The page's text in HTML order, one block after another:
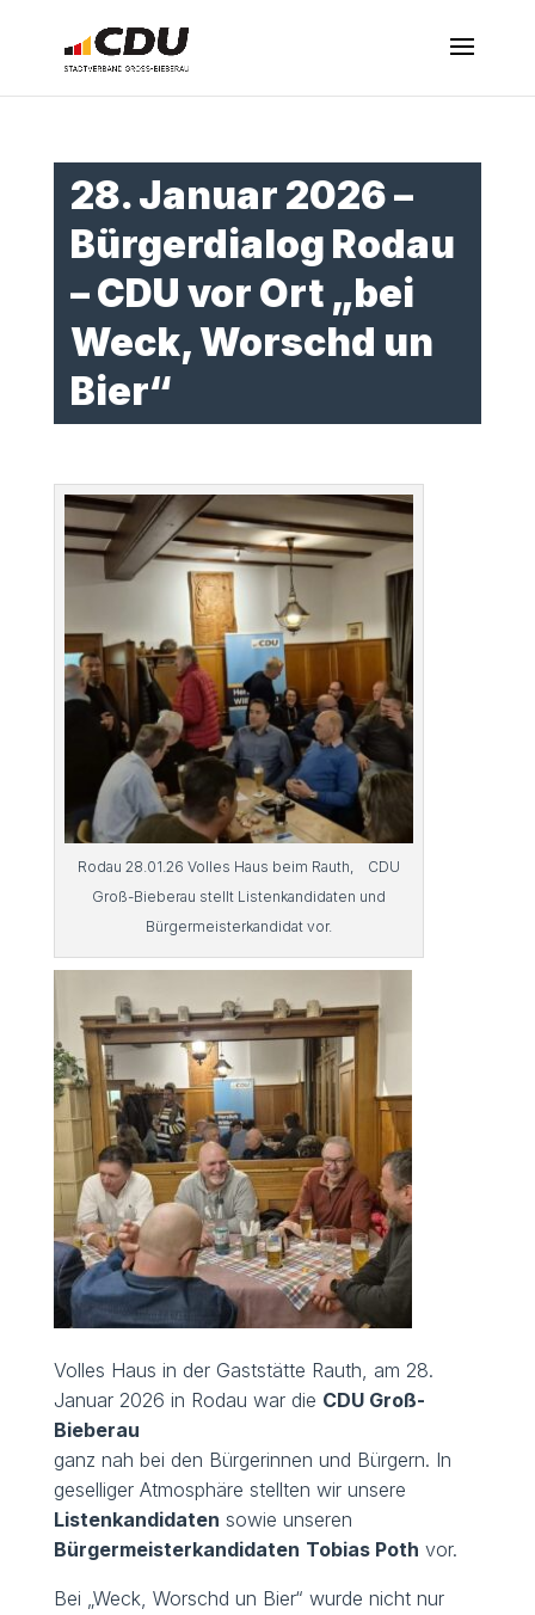
28. Januar 2026 –
Bürgerdialog Rodau
– CDU vor Ort „bei
Weck, Worschd un
Bier“
Rodau 28.01.26 Volles Haus beim Rauth, CDU
Groß-Bieberau stellt Listenkandidaten und
Bürgermeisterkandidat vor.
Volles Haus in der Gaststätte Rauth, am 28.
Januar 2026 in Rodau war die CDU Groß-
Bieberau
ganz nah bei den Bürgerinnen und Bürgern. In
geselliger Atmosphäre stellten wir unsere
Listenkandidaten sowie unseren
Bürgermeisterkandidaten Tobias Poth vor.
Bei „Weck, Worschd un Bier“ wurde nicht nur